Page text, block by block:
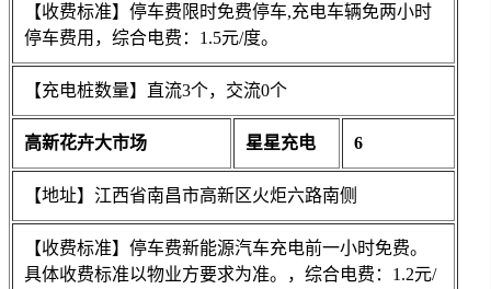
【收费标准】停车费限时免费停车,充电车辆免两小时
停车费用，综合电费：1.5元/度。
【充电桩数量】直流3个，交流0个
高新花卉大市场 星星充电 6
【地址】江西省南昌市高新区火炬六路南侧
【收费标准】停车费新能源汽车充电前一小时免费。
具体收费标准以物业方要求为准。，综合电费：1.2元/